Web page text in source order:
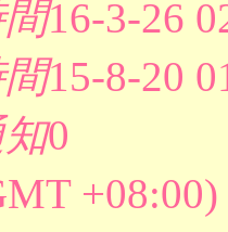
16-3-26
15-8-20
0